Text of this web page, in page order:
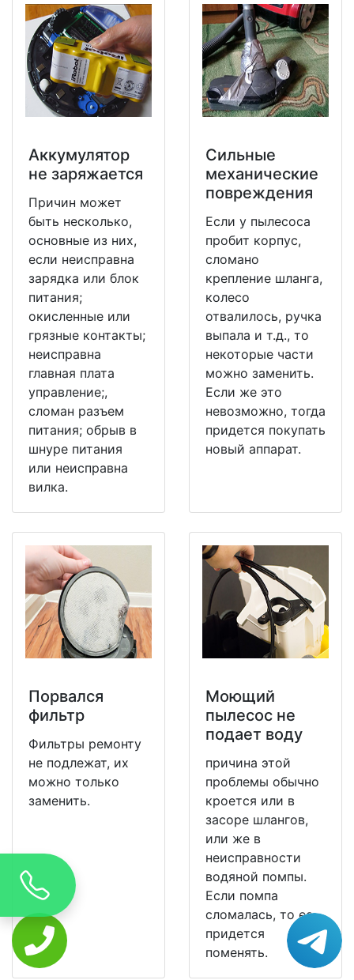
Аккумулятор
не заряжается
Причин может
быть несколько,
основные из них,
если неисправна
зарядка или блок
питания;
окисленные или
грязные контакты;
неисправна
главная плата
управление;,
сломан разъем
питания; обрыв в
шнуре питания
или неисправна
вилка.
Сильные
механические
повреждения
Если у пылесоса
пробит корпус,
сломано
крепление шланга,
колесо
отвалилось, ручка
выпала и т.д., то
некоторые части
можно заменить.
Если же это
невозможно, тогда
придется покупать
новый аппарат.
Порвался
фильтр
Фильтры ремонту
не подлежат, их
можно только
заменить.
Моющий
пылесос не
подает воду
причина этой
проблемы обычно
кроется или в
засоре шлангов,
или же в
неисправности
водяной помпы.
Если помпа
сломалась, то ее
придется
поменять.